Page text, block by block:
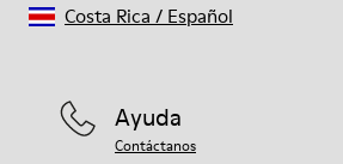
Ayuda
Contáctanos
Costa Rica / Español